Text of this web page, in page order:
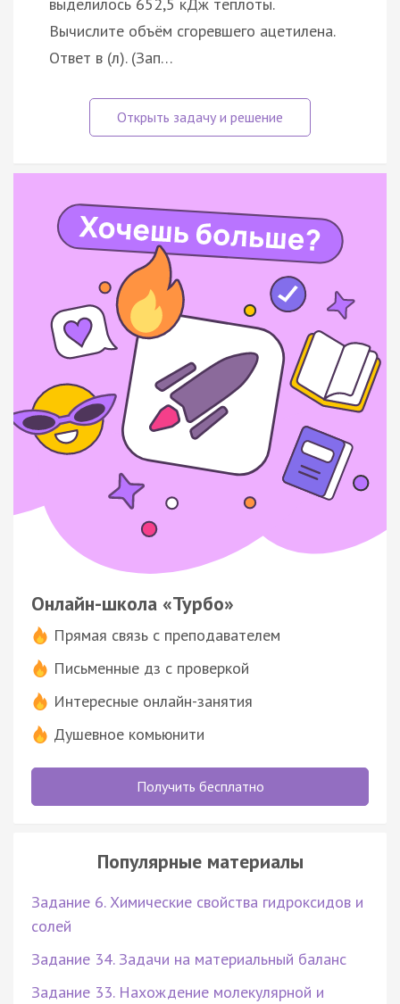
Вычислите объём сгоревшего ацетилена.
Ответ в (л). (Зап…
Онлайн-школа «Турбо»
Прямая связь с преподавателем
Письменные дз с проверкой
Интересные онлайн-занятия
Душевное комьюнити
Получить бесплатно
Популярные материалы
Задание 6. Химические свойства гидроксидов и
солей
Задание 34. Задачи на материальный баланс
Задание 33. Нахождение молекулярной и